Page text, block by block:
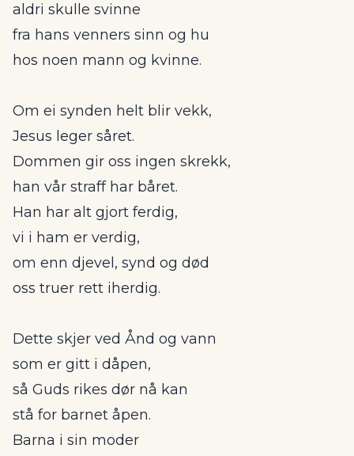
aldri skulle svinne
fra hans venners sinn og hu
hos noen mann og kvinne.
Om ei synden helt blir vekk,
Jesus leger såret.
Dommen gir oss ingen skrekk,
han vår straff har båret.
Han har alt gjort ferdig,
vi i ham er verdig,
om enn djevel, synd og død
oss truer rett iherdig.
Dette skjer ved Ånd og vann
som er gitt i dåpen,
så Guds rikes dør nå kan
stå for barnet åpen.
Barna i sin moder